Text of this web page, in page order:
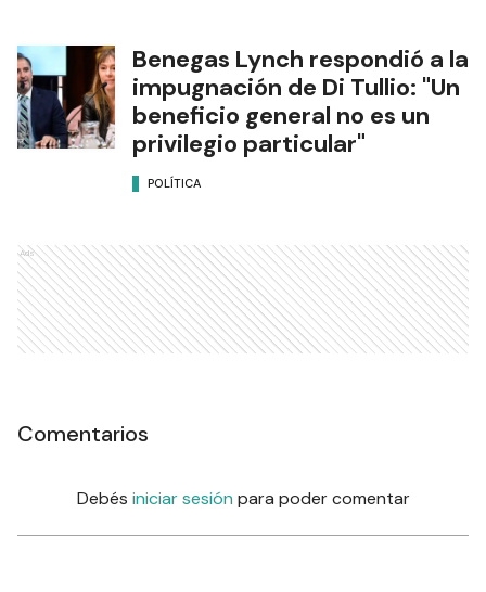
Benegas Lynch respondió a la
impugnación de Di Tullio: "Un
beneficio general no es un
privilegio particular"
POLÍTICA
Ads
Comentarios
Debés iniciar sesión para poder comentar